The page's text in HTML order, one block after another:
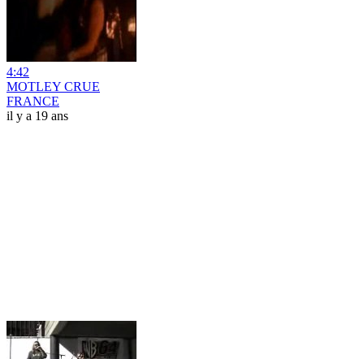
4:42
MOTLEY CRUE
FRANCE
il y a 19 ans